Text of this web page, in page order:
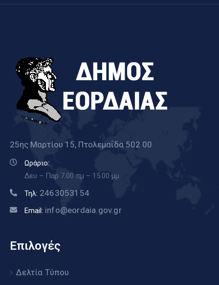
25ης Μαρτίου 15, Πτολεμαΐδα 502 00
Ωράριο:
Δευ – Παρ 7.00 πμ – 15.00 μμ
Τηλ: 2463053154
Email: info@eordaia.gov.gr
Επιλογές
Δελτία Τύπου